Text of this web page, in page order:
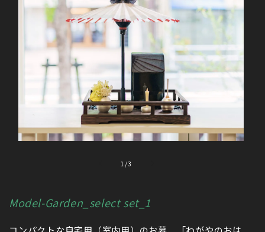
メ
デ
1 /の
3
Model-Garden_select set_1